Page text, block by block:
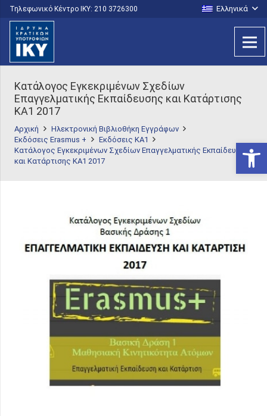
Τηλεφωνικό Κέντρο IKY: 210 3726300 Ελληνικά
Κατάλογος Εγκεκριμένων Σχεδίων
Επαγγελματικής Εκπαίδευσης και Κατάρτισης
KA1 2017
Αρχική
Ηλεκτρονική Βιβλιοθήκη Εγγράφων
Εκδόσεις Erasmus +
Εκδόσεις KA1
Κατάλογος Εγκεκριμένων Σχεδίων Επαγγελματικής Εκπαίδευσης
και Κατάρτισης KA1 2017